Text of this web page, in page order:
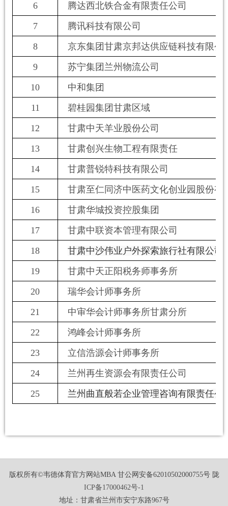
6
腾达西北铁合金有限责任公司
7
腾讯科技有限公司
8
京东集团甘肃京邦达供应链科技有限公
9
苏宁集团兰州物流公司
10
中和集团
11
碧桂园集团甘肃区域
12
甘肃中天羊业股份公司
13
甘肃创兴生物工程有限责任
14
甘肃普锐特科技有限公司
15
甘肃至仁同济中医药文化创业园股份有
16
甘肃华城投资控股集团
17
甘肃中联资本管理有限公司
18
甘肃中沙伟业户外探索旅行社有限公司
19
甘肃中天正阳税务师事务所
20
瑞华会计师事务所
21
中审华会计师事务所甘肃分所
22
鸿峰会计师事务所
23
立信浩源会计师事务所
24
兰州再生资源会有限责任公司
25
兰州曲直般若企业管理咨询有限责任公
版权所有©韦德体育官方网站MBA 甘公网安备62010502000755号 陇
ICP备17000462号-1
地址：甘肃省兰州市安宁东路967号